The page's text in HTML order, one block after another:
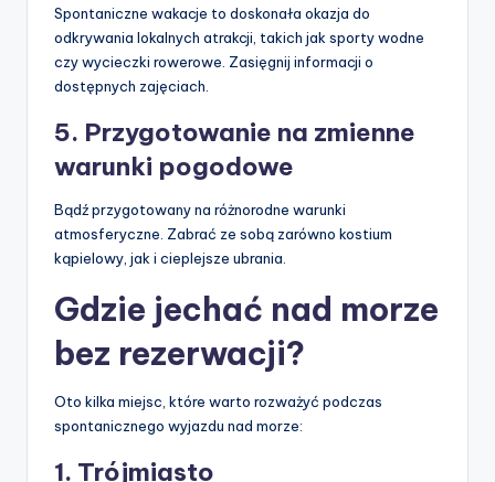
Spontaniczne wakacje to doskonała okazja do
odkrywania lokalnych atrakcji, takich jak sporty wodne
czy wycieczki rowerowe. Zasięgnij informacji o
dostępnych zajęciach.
5. Przygotowanie na zmienne
warunki pogodowe
Bądź przygotowany na różnorodne warunki
atmosferyczne. Zabrać ze sobą zarówno kostium
kąpielowy, jak i cieplejsze ubrania.
Gdzie jechać nad morze
bez rezerwacji?
Oto kilka miejsc, które warto rozważyć podczas
spontanicznego wyjazdu nad morze:
1. Trójmiasto